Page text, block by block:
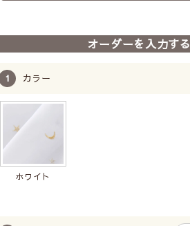
オーダーを入力する
カラー
ホワイト